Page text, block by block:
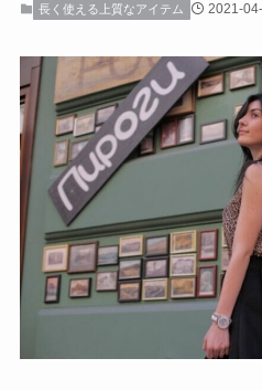
長く使える上質なアイテム 2021-